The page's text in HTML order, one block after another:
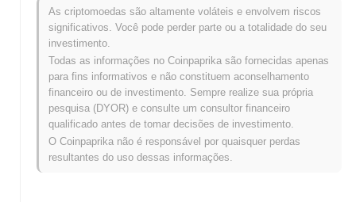
Trump Coin (POTUS47) foi lançado em 2021 como uma
criptomoeda destinada a apoiar o legado político do ex-presidente
Donald Trump. Desenvolvido por uma equipe de entusiastas, a
moeda foi criada para engajar os apoiadores de Trump e fomentar
uma comunidade em torno das iniciativas do ex-presidente.
Inicialmente listado em várias exchanges de criptomoedas, o
Trump Coin ganhou atenção por sua marca única e alinhamento
com a persona política de Trump. Seu desenvolvimento inicial foi
marcado pelo crescente interesse da comunidade cripto e várias
campanhas promocionais.
O que está por vir para o Trump Coin?
As criptomoedas são altamente voláteis e envolvem riscos
significativos. Você pode perder parte ou a totalidade do seu
investimento.
Todas as informações no Coinpaprika são fornecidas apenas
para fins informativos e não constituem aconselhamento
financeiro ou de investimento. Sempre realize sua própria
pesquisa (DYOR) e consulte um consultor financeiro
qualificado antes de tomar decisões de investimento.
O Coinpaprika não é responsável por quaisquer perdas
resultantes do uso dessas informações.